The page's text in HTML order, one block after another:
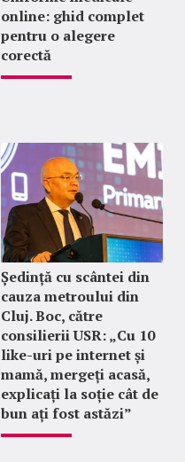
online: ghid complet
pentru o alegere
corectă
Ședință cu scântei din
cauza metroului din
Cluj. Boc, către
consilierii USR: „Cu 10
like-uri pe internet și
mamă, mergeți acasă,
explicați la soție cât de
bun ați fost astăzi”